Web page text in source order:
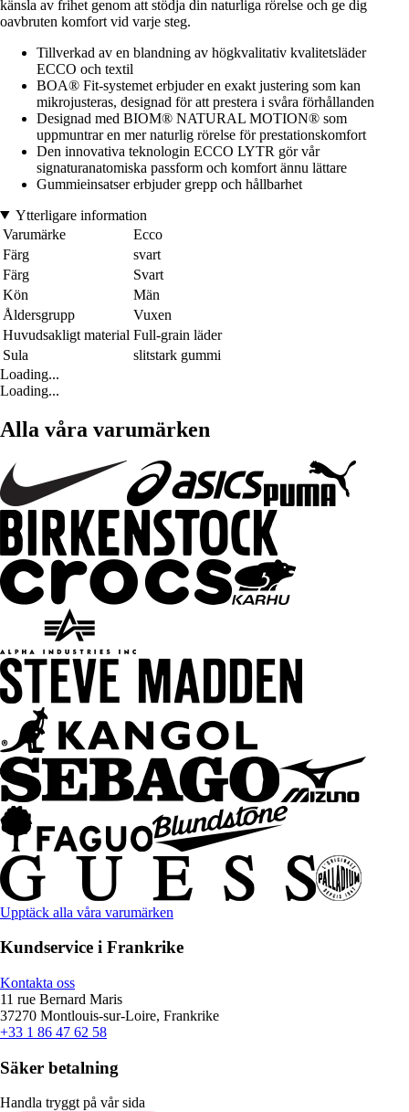
känsla av frihet genom att stödja din naturliga rörelse och ge dig
oavbruten komfort vid varje steg.
Tillverkad av en blandning av högkvalitativ kvalitetsläder
ECCO och textil
BOA® Fit-systemet erbjuder en exakt justering som kan
mikrojusteras, designad för att prestera i svåra förhållanden
Designad med BIOM® NATURAL MOTION® som
uppmuntrar en mer naturlig rörelse för prestationskomfort
Den innovativa teknologin ECCO LYTR gör vår
signaturanatomiska passform och komfort ännu lättare
Gummieinsatser erbjuder grepp och hållbarhet
Ytterligare information
Varumärke
Ecco
Färg
svart
Färg
Svart
Kön
Män
Åldersgrupp
Vuxen
Huvudsakligt material Full-grain läder
Sula
slitstark gummi
Loading...
Loading...
Alla våra varumärken
Upptäck alla våra varumärken
Kundservice i Frankrike
Kontakta oss
11 rue Bernard Maris
37270 Montlouis-sur-Loire, Frankrike
+33 1 86 47 62 58
Säker betalning
Handla tryggt på vår sida